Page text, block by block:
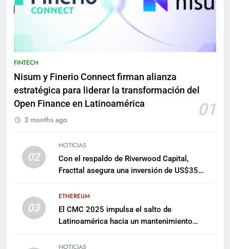
FINTECH
Nisum y Finerio Connect firman alianza
estratégica para liderar la transformación del
Open Finance en Latinoamérica
01
3 months ago
02
NOTICIAS
Con el respaldo de Riverwood Capital,
Fracttal asegura una inversión de US$35
03
ETHEREUM
El CMC 2025 impulsa el salto de
Latinoamérica hacia un mantenimiento
NOTICIAS